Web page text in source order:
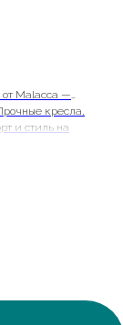
от Malacca —
кресла,
и стиль на